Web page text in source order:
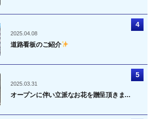
2025.04.08
道路看板のご紹介
2025.03.31
オープンに伴い立派なお花を贈呈頂きま...